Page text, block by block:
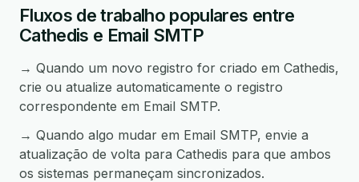
Fluxos de trabalho populares entre
Cathedis e Email SMTP
→ Quando um novo registro for criado em Cathedis,
crie ou atualize automaticamente o registro
correspondente em Email SMTP.
→ Quando algo mudar em Email SMTP, envie a
atualização de volta para Cathedis para que ambos
os sistemas permaneçam sincronizados.